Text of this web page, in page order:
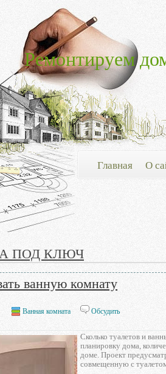
Ремонтируем
Главная О
ПОД КЛЮЧ
ванную комнату
Ванная комната Обсудить
Сколько туалетов и
планировку дома,
доме. Проект
совмещенную с